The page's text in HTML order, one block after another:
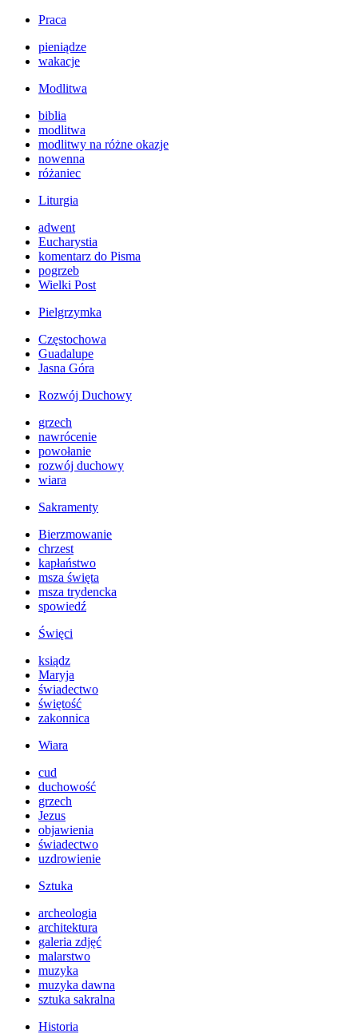
Praca
pieniądze
wakacje
Modlitwa
biblia
modlitwa
modlitwy na różne okazje
nowenna
różaniec
Liturgia
adwent
Eucharystia
komentarz do Pisma
pogrzeb
Wielki Post
Pielgrzymka
Częstochowa
Guadalupe
Jasna Góra
Rozwój Duchowy
grzech
nawrócenie
powołanie
rozwój duchowy
wiara
Sakramenty
Bierzmowanie
chrzest
kapłaństwo
msza święta
msza trydencka
spowiedź
Święci
ksiądz
Maryja
świadectwo
świętość
zakonnica
Wiara
cud
duchowość
grzech
Jezus
objawienia
świadectwo
uzdrowienie
Sztuka
archeologia
architektura
galeria zdjęć
malarstwo
muzyka
muzyka dawna
sztuka sakralna
Historia